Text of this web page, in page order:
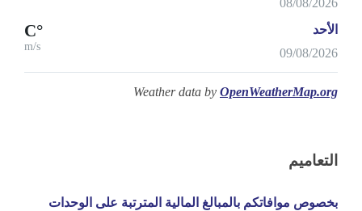
08/08/2026
الأحد
09/08/2026
°C
m/s
Weather data by OpenWeatherMap.org
التعاميم
بخصوص موافاتكم بالمبالغ المالية المترتبة على الوحدات